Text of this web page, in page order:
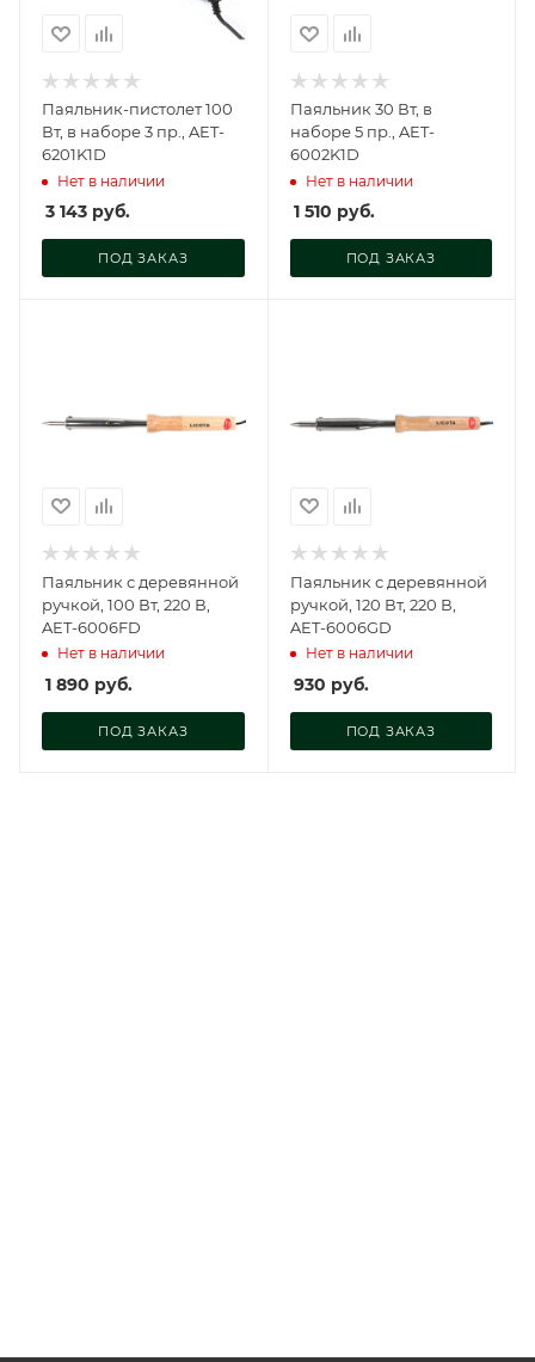
Паяльник-пистолет 100
Вт, в наборе 3 пр., AET-
6201K1D
Нет в наличии
3 143 руб.
ПОД ЗАКАЗ
Паяльник 30 Вт, в
наборе 5 пр., AET-
6002K1D
Нет в наличии
1 510 руб.
ПОД ЗАКАЗ
Паяльник с деревянной
ручкой, 100 Вт, 220 В,
AET-6006FD
Нет в наличии
1 890 руб.
ПОД ЗАКАЗ
Паяльник с деревянной
ручкой, 120 Вт, 220 В,
AET-6006GD
Нет в наличии
930 руб.
ПОД ЗАКАЗ